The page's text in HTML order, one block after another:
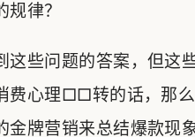
律？
这些问题的答案，但
费心理□□转的话，那
金牌营销来总结爆款现